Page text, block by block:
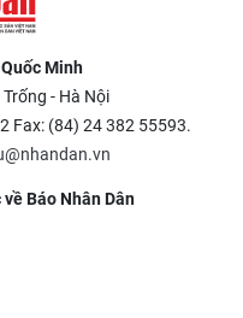
Minh
- Hà Nội
Fax: (84) 24 382 55593.
Báo Nhân Dân